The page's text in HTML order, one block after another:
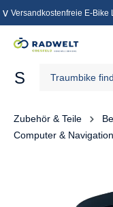
springen
Versandkostenfreie E-Bike
Zubehör & Teile
Computer & Navigation